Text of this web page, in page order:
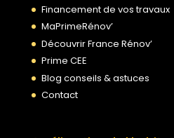
Financement de vos travaux
MaPrimeRénov’
Découvrir France Rénov’
Prime CEE
Blog conseils & astuces
Contact